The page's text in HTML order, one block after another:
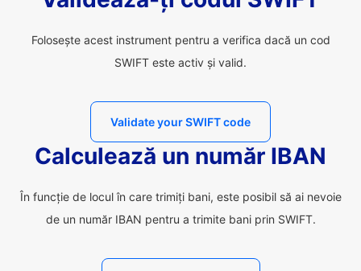
Folosește acest instrument pentru a verifica dacă un cod
SWIFT este activ și valid.
Validate your SWIFT code
Calculează un număr IBAN
În funcție de locul în care trimiți bani, este posibil să ai nevoie
de un număr IBAN pentru a trimite bani prin SWIFT.